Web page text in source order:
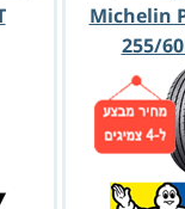
Michelin
255/